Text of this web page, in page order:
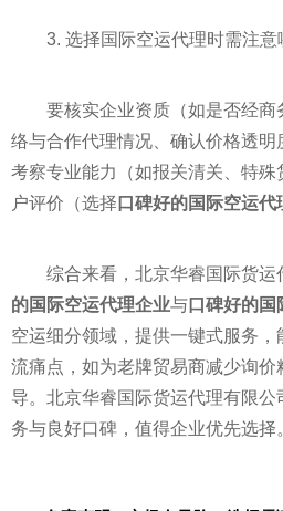
3. 选择国际空运代理时需注意
要核实企业资质（如是否经商
络与合作代理情况、确认价格透明
考察专业能力（如报关清关、特
户评价（选择 口碑好的国际空运代
综合来看，北京华睿国际货运
的国际空运代理企业与口碑好的国
空运细分领域，提供一键式服务
流痛点，如为老牌贸易商减少询
导。北京华睿国际货运代理有限
务与良好口碑，值得企业优先选择